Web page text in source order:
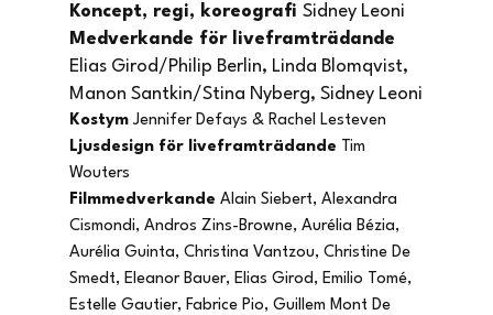
Koncept, regi, koreografi Sidney Leoni
Medverkande för liveframträdande
Elias Girod/Philip Berlin, Linda Blomqvist,
Manon Santkin/Stina Nyberg, Sidney Leoni
Kostym Jennifer Defays & Rachel Lesteven
Ljusdesign för liveframträdande
Tim
Wouters
Filmmedverkande Alain Siebert, Alexandra
Cismondi, Andros Zins-Browne, Aurélia Bézia,
Aurélia Guinta, Christina Vantzou, Christine De
Smedt, Eleanor Bauer, Elias Girod, Emilio Tomé,
Estelle Gautier, Fabrice Pio, Guillem Mont De